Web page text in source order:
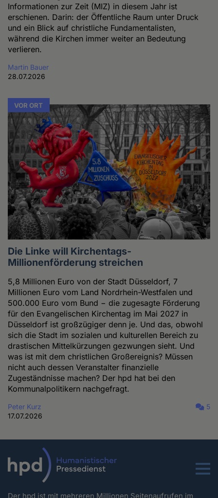
Informationen zur Zeit (MIZ) in diesem Jahr ist
erschienen. Darin: der Öffentliche Raum unter Druck
und ein Blick auf christliche Fundamentalisten,
während die Kirchen immer weiter an Bedeutung
verlieren.
Martin Bauer
28.07.2026
VOR ORT
Die Linke will Kirchentags-
Millionenförderung streichen
5,8 Millionen Euro von der Stadt Düsseldorf, 7
Millionen Euro vom Land Nordrhein-Westfalen und
500.000 Euro vom Bund − die zugesagte Förderung
für den Evangelischen Kirchentag im Mai 2027 in
Düsseldorf ist großzügiger denn je. Und das, obwohl
sich die Stadt im sozialen und kulturellen Bereich zu
drastischen Mittelkürzungen gezwungen sieht. Und
was ist mit dem christlichen Großereignis? Müssen
nicht auch dessen Veranstalter finanzielle
Zugeständnisse machen? Der hpd hat bei den
Kommunalpolitikern nachgefragt.
Peter Kurz
17.07.2026
5
Menu
Der hpd ist mit mehreren Millionen Seitenaufrufen im